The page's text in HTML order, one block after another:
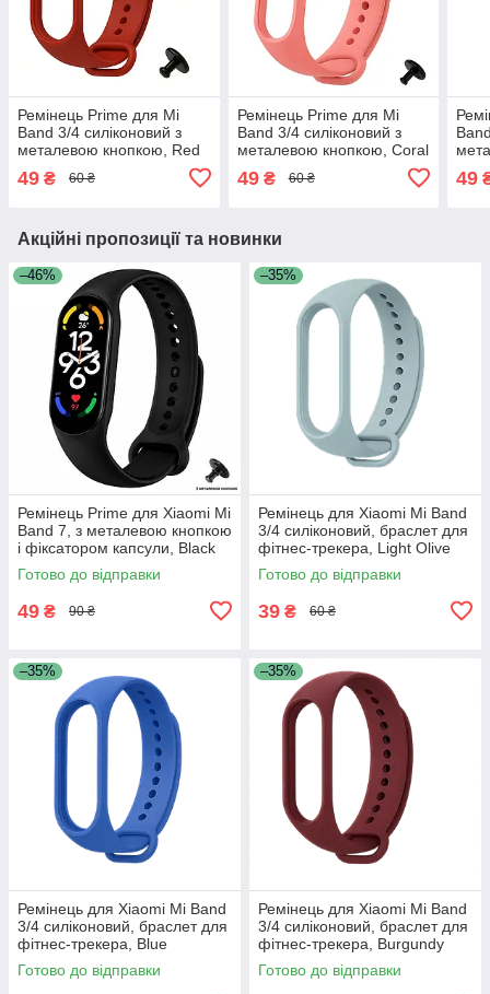
Ремінець Prime для Mi
Band 3/4 силіконовий з
металевою кнопкою, Red
49 ₴ 60 ₴
Ремінець Prime для Mi
Band 3/4 силіконовий з
металевою кнопкою, Coral
49₴ 60 ₴ 49
Акційні пропозиції та новинки
–46%
Ремінець Prime для Xiaomi Mi
Band 7, з металевою кнопкою
і фіксатором капсули, Black
(23)
Готово до відправки
49 ₴ 90 ₴
–35%
Ремінець для Xiaomi Mi Band
3/4 силіконовий, браслет для
фітнес-трекера, Light Olive
Готово до відправки
39 ₴ 60 ₴
–35%
Ремінець для Xiaomi Mi Band
3/4 силіконовий, браслет для
фітнес-трекера, Blue
Готово до відправки
–35%
Ремінець для Xiaomi Mi Band
3/4 силіконовий, браслет для
фітнес-трекера, Burgundy
Готово до відправки